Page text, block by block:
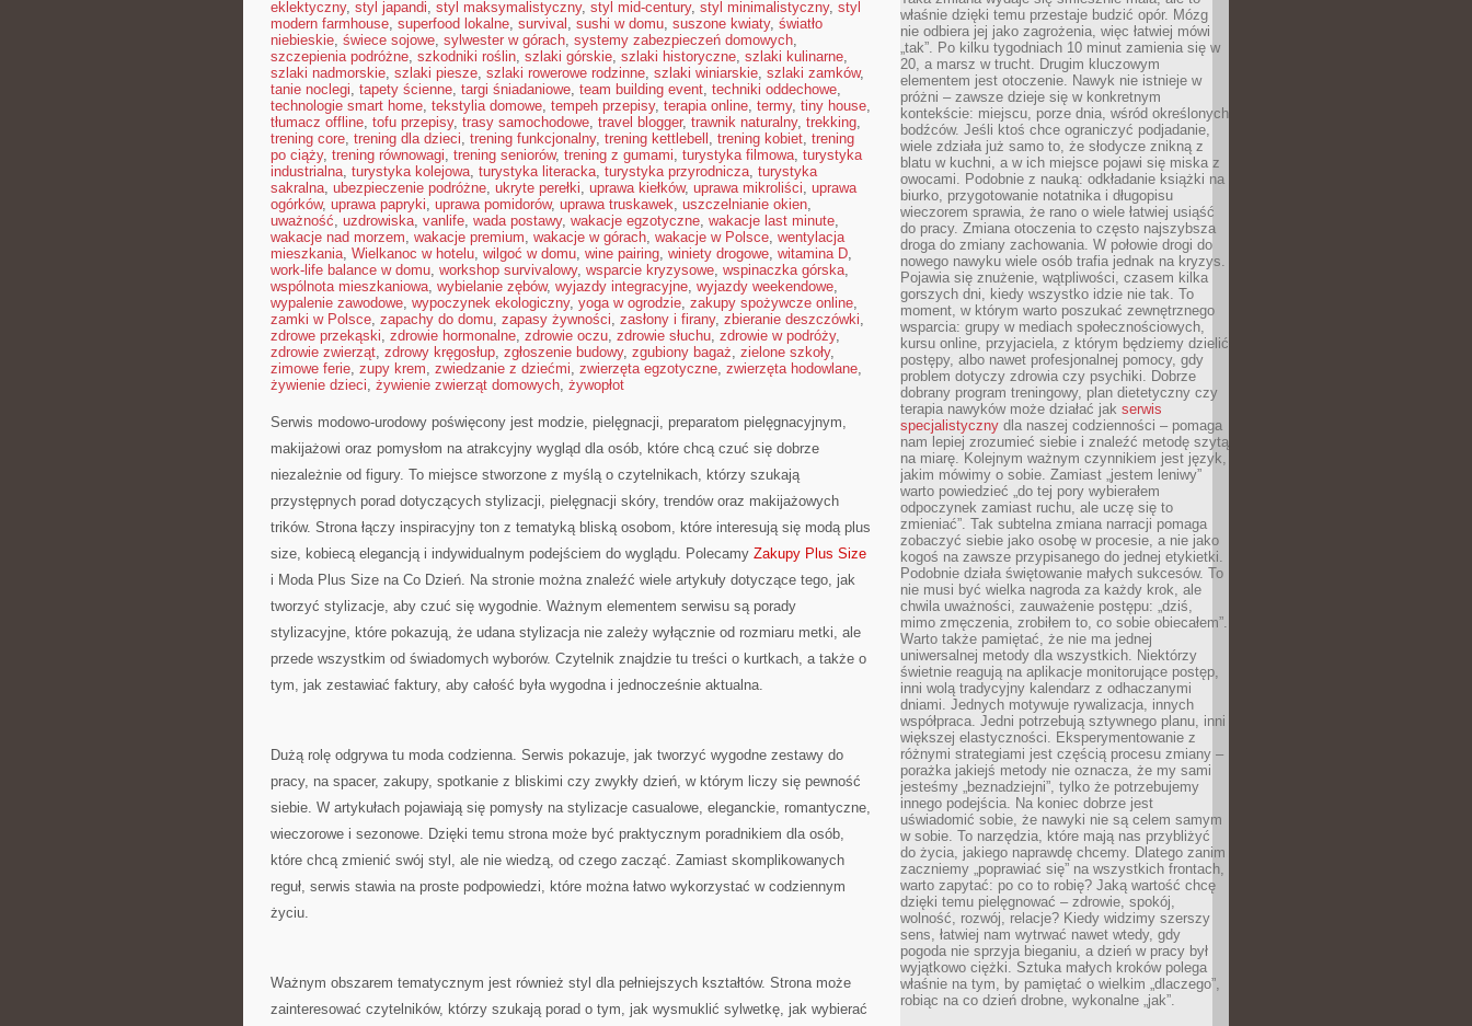
eklektyczny, styl japandi, styl maksymalistyczny, styl mid-century, styl minimalistyczny, styl
modern farmhouse, superfood lokalne, survival , sushi w domu, suszone kwiaty, światło
niebieskie, świece sojowe, sylwester w górach, systemy zabezpieczeń domowych,
szczepienia podróżne, szkodniki roślin, szlaki górskie, szlaki historyczne, szlaki kulinarne,
szlaki nadmorskie, szlaki piesze, szlaki rowerowe rodzinne, szlaki winiarskie, szlaki zamków,
tanie noclegi, tapety ścienne, targi śniadaniowe, team building event, techniki oddechowe,
technologie smart home, tekstylia domowe, tempeh przepisy, terapia online, termy, tiny house,
tłumacz offline, tofu przepisy, trasy samochodowe, travel blogger, trawnik naturalny, trekking,
trening core, trening dla dzieci, trening funkcjonalny, trening kettlebell , trening kobiet, trening
po ciąży, trening równowagi, trening seniorów, trening z gumami, turystyka filmowa, turystyka
industrialna, turystyka kolejowa, turystyka literacka, turystyka przyrodnicza, turystyka
sakralna, ubezpieczenie podróżne, ukryte perełki, uprawa kiełków, uprawa mikroliści, uprawa
ogórków, uprawa papryki, uprawa pomidorów, uprawa truskawek, uszczelnianie okien,
uważność, uzdrowiska, vanlife, wada postawy, wakacje egzotyczne, wakacje last minute,
wakacje nad morzem, wakacje premium, wakacje w górach, wakacje w Polsce, wentylacja
mieszkania, Wielkanoc w hotelu, wilgoć w domu, wine pairing, winiety drogowe, witamina D,
work-life balance w domu, workshop survivalowy, wsparcie kryzysowe, wspinaczka górska,
wspólnota mieszkaniowa, wybielanie zębów, wyjazdy integracyjne, wyjazdy weekendowe,
wypalenie zawodowe, wypoczynek ekologiczny, yoga w ogrodzie, zakupy spożywcze online,
zamki w Polsce, zapachy do domu, zapasy żywności, zasłony i firany, zbieranie deszczówki,
zdrowe przekąski, zdrowie hormonalne, zdrowie oczu, zdrowie słuchu, zdrowie w podróży,
zdrowie zwierząt, zdrowy kręgosłup, zgłoszenie budowy, zgubiony bagaż, zielone szkoły,
zimowe ferie, zupy krem, zwiedzanie z dziećmi, zwierzęta egzotyczne, zwierzęta hodowlane,
żywienie dzieci, żywienie zwierząt domowych, żywopłot
Serwis modowo-urodowy poświęcony jest modzie, pielęgnacji, preparatom pielęgnacyjnym,
makijażowi oraz pomysłom na atrakcyjny wygląd dla osób, które chcą czuć się dobrze
niezależnie od figury. To miejsce stworzone z myślą o czytelnikach, którzy szukają
przystępnych porad dotyczących stylizacji, pielęgnacji skóry, trendów oraz makijażowych
trików. Strona łączy inspiracyjny ton z tematyką bliską osobom, które interesują się modą plus
size, kobiecą elegancją i indywidualnym podejściem do wyglądu. Polecamy Zakupy Plus Size
i Moda Plus Size na Co Dzień. Na stronie można znaleźć wiele artykuły dotyczące tego, jak
tworzyć stylizacje, aby czuć się wygodnie. Ważnym elementem serwisu są porady
stylizacyjne, które pokazują, że udana stylizacja nie zależy wyłącznie od rozmiaru metki, ale
przede wszystkim od świadomych wyborów. Czytelnik znajdzie tu treści o kurtkach, a także o
tym, jak zestawiać faktury, aby całość była wygodna i jednocześnie aktualna.
Dużą rolę odgrywa tu moda codzienna. Serwis pokazuje, jak tworzyć wygodne zestawy do
pracy, na spacer, zakupy, spotkanie z bliskimi czy zwykły dzień, w którym liczy się pewność
siebie. W artykułach pojawiają się pomysły na stylizacje casualowe, eleganckie, romantyczne,
wieczorowe i sezonowe. Dzięki temu strona może być praktycznym poradnikiem dla osób,
które chcą zmienić swój styl, ale nie wiedzą, od czego zacząć. Zamiast skomplikowanych
reguł, serwis stawia na proste podpowiedzi, które można łatwo wykorzystać w codziennym
życiu.
Ważnym obszarem tematycznym jest również styl dla pełniejszych kształtów. Strona może
zainteresować czytelników, którzy szukają porad o tym, jak wysmuklić sylwetkę, jak wybierać
właśnie dzięki temu przestaje budzić opór. Mózg
nie odbiera jej jako zagrożenia, więc łatwiej mówi
„tak”. Po kilku tygodniach 10 minut zamienia się w
20, a marsz w trucht. Drugim kluczowym
elementem jest otoczenie. Nawyk nie istnieje w
próżni – zawsze dzieje się w konkretnym
kontekście: miejscu, porze dnia, wśród określonych
bodźców. Jeśli ktoś chce ograniczyć podjadanie,
wiele zdziała już samo to, że słodycze znikną z
blatu w kuchni, a w ich miejsce pojawi się miska z
owocami. Podobnie z nauką: odkładanie książki na
biurko, przygotowanie notatnika i długopisu
wieczorem sprawia, że rano o wiele łatwiej usiąść
do pracy. Zmiana otoczenia to często najszybsza
droga do zmiany zachowania. W połowie drogi do
nowego nawyku wiele osób trafia jednak na kryzys.
Pojawia się znużenie, wątpliwości, czasem kilka
gorszych dni, kiedy wszystko idzie nie tak. To
moment, w którym warto poszukać zewnętrznego
wsparcia: grupy w mediach społecznościowych,
kursu online, przyjaciela, z którym będziemy dzielić
postępy, albo nawet profesjonalnej pomocy, gdy
problem dotyczy zdrowia czy psychiki. Dobrze
dobrany program treningowy, plan dietetyczny czy
terapia nawyków może działać jak serwis
specjalistyczny dla naszej codzienności – pomaga
nam lepiej zrozumieć siebie i znaleźć metodę szytą
na miarę. Kolejnym ważnym czynnikiem jest język,
jakim mówimy o sobie. Zamiast „jestem leniwy”
warto powiedzieć „do tej pory wybierałem
odpoczynek zamiast ruchu, ale uczę się to
zmieniać”. Tak subtelna zmiana narracji pomaga
zobaczyć siebie jako osobę w procesie, a nie jako
kogoś na zawsze przypisanego do jednej etykietki.
Podobnie działa świętowanie małych sukcesów. To
nie musi być wielka nagroda za każdy krok, ale
chwila uważności, zauważenie postępu: „dziś,
mimo zmęczenia, zrobiłem to, co sobie obiecałem”.
Warto także pamiętać, że nie ma jednej
uniwersalnej metody dla wszystkich. Niektórzy
świetnie reagują na aplikacje monitorujące postęp,
inni wolą tradycyjny kalendarz z odhaczanymi
dniami. Jednych motywuje rywalizacja, innych
współpraca. Jedni potrzebują sztywnego planu, inni
większej elastyczności. Eksperymentowanie z
różnymi strategiami jest częścią procesu zmiany –
porażka jakiejś metody nie oznacza, że my sami
jesteśmy „beznadziejni”, tylko że potrzebujemy
innego podejścia. Na koniec dobrze jest
uświadomić sobie, że nawyki nie są celem samym
w sobie. To narzędzia, które mają nas przybliżyć
do życia, jakiego naprawdę chcemy. Dlatego zanim
zaczniemy „poprawiać się” na wszystkich frontach,
warto zapytać: po co to robię? Jaką wartość chcę
dzięki temu pielęgnować – zdrowie, spokój,
wolność, rozwój, relacje? Kiedy widzimy szerszy
sens, łatwiej nam wytrwać nawet wtedy, gdy
pogoda nie sprzyja bieganiu, a dzień w pracy był
wyjątkowo ciężki. Sztuka małych kroków polega
właśnie na tym, by pamiętać o wielkim „dlaczego”,
robiąc na co dzień drobne, wykonalne „jak”.